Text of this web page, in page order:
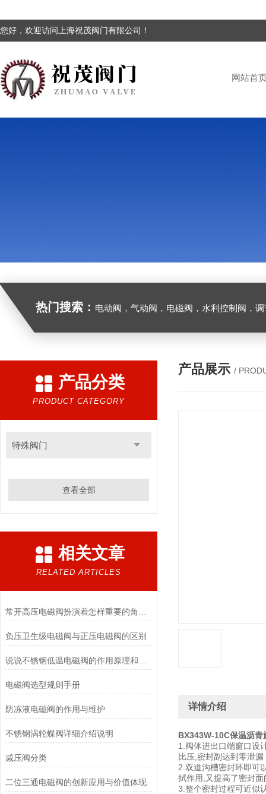
您好，欢迎访问上海祝茂阀门有限公司！
网站首
热门搜索： 电动阀，气动阀，电磁阀，水利控制阀，调节
产品分类
PRODUCT CATEGORY
特殊阀门
查看全部
相关文章
RELATED ARTICLES
负压卫生级电磁阀与正压电磁阀的区别
电磁阀选型规则手册
防冻液电磁阀的作用与维护
不锈钢涡轮蝶阀详细介绍说明
减压阀分类
二位三通电磁阀的创新应用与价值体现
产品展示 /
详情介绍
BX343W-10C保温沥青
1.阀体进出口端窗口设
比压,密封副达到零泄漏
2.双道沟槽密封环即可
拭作用,又提高了密封面
3.整个密封过程可近似